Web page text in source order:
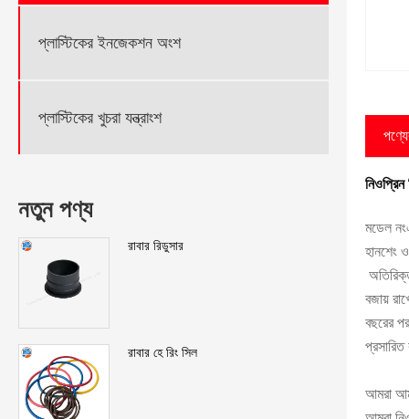
প্লাস্টিকের ইনজেকশন অংশ
প্লাস্টিকের খুচরা যন্ত্রাংশ
নতুন পণ্য
রাবার রিডুসার
রাবার হে রিং সিল
মডেল
হানশেং
বজায়
বছরের
প্রসারিত
আমরা